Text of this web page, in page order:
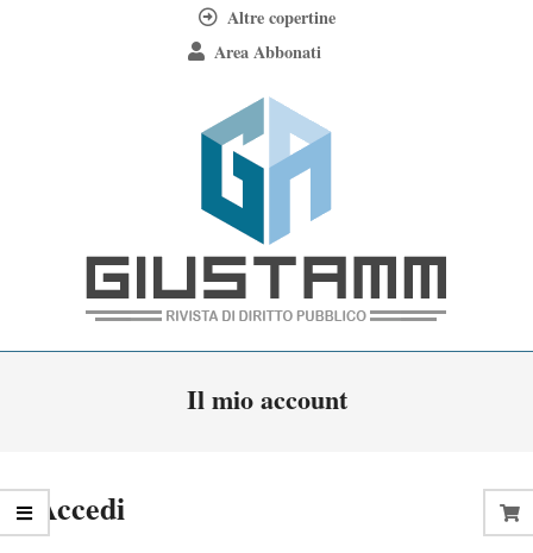
Altre copertine
Area Abbonati
Giustamm
Il mio account
Accedi